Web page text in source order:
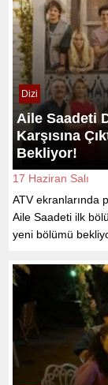
Dizi
Aile Saadeti
Karşısına
Bekliyor!
17 Haziran Salı
ATV ekranlarında
Aile Saadeti ilk
yeni bölümü